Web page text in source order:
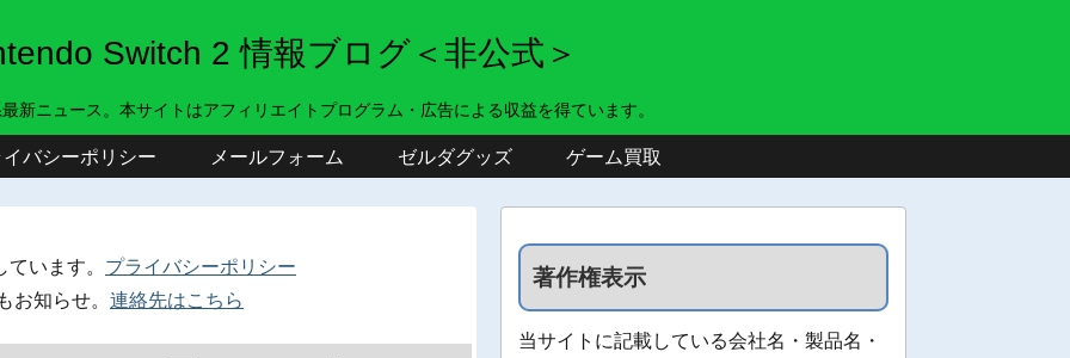
Switch 2 情報ブログ＜非公式＞
新ニュース。本サイトはアフィリエイトプログラム・広告による収益を得ています。
バシーポリシー メールフォーム ゼルダグッズ ゲーム買取
います。 プライバシーポリシー
お知らせ。 連絡先はこちら
著作権表示
当サイトに記載している会社名・製品名・